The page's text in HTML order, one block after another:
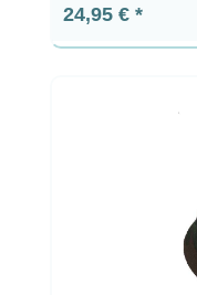
Prezzo normale:
24,95 €